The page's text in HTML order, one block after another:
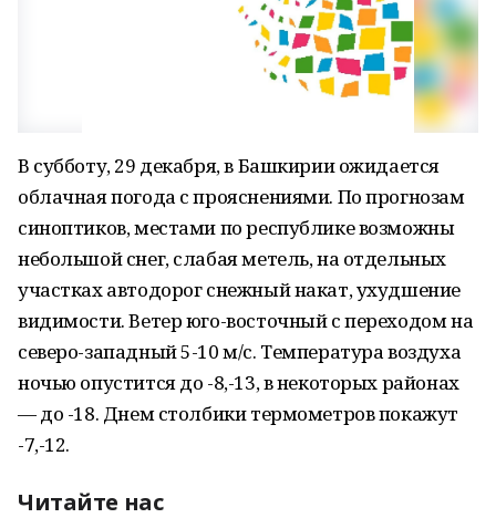
В субботу, 29 декабря, в Башкирии ожидается
облачная погода с прояснениями. По прогнозам
синоптиков, местами по республике возможны
небольшой снег, слабая метель, на отдельных
участках автодорог снежный накат, ухудшение
видимости. Ветер юго-восточный с переходом на
северо-западный 5-10 м/с. Температура воздуха
ночью опустится до -8,-13, в некоторых районах
— до -18. Днем столбики термометров покажут
-7,-12.
Читайте нас